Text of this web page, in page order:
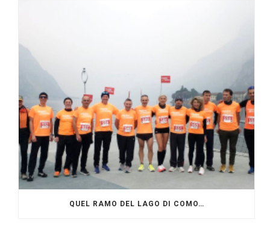
QUEL RAMO DEL LAGO DI COMO…